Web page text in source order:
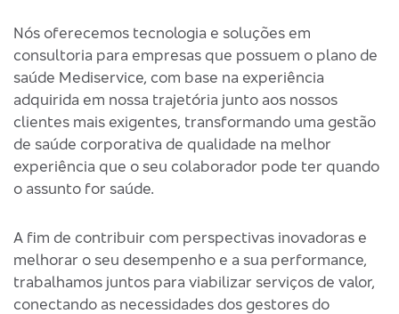
Nós oferecemos tecnologia e soluções em
consultoria para empresas que possuem o plano de
saúde Mediservice, com base na experiência
adquirida em nossa trajetória junto aos nossos
clientes mais exigentes, transformando uma gestão
de saúde corporativa de qualidade na melhor
experiência que o seu colaborador pode ter quando
o assunto for saúde.
A fim de contribuir com perspectivas inovadoras e
melhorar o seu desempenho e a sua performance,
trabalhamos juntos para viabilizar serviços de valor,
conectando as necessidades dos gestores do